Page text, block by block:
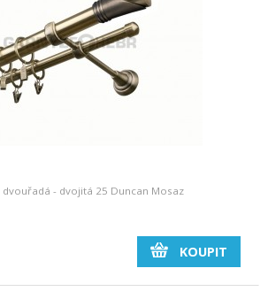
- dvojitá 25 Duncan Mosaz
KOUPIT